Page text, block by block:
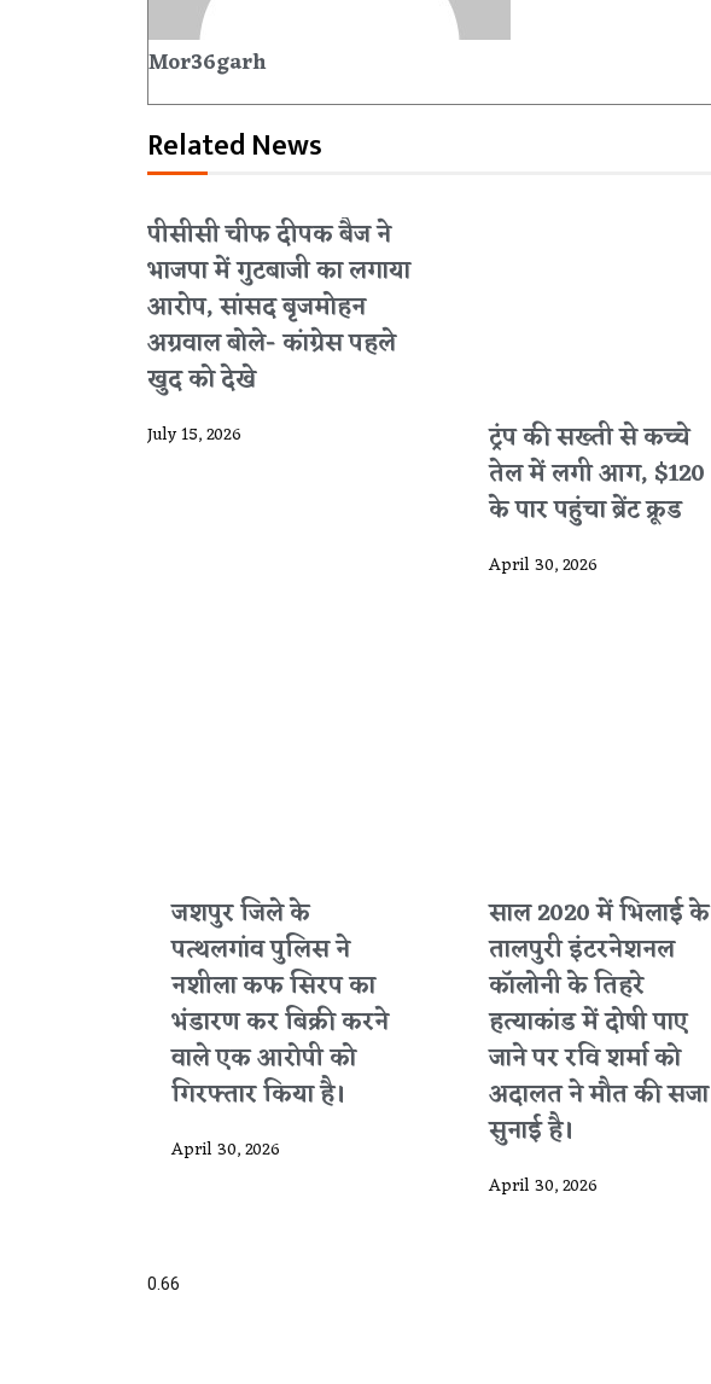
Mor36garh
Related News
पीसीसी चीफ दीपक बैज ने
भाजपा में गुटबाजी का लगाया
आरोप, सांसद बृजमोहन
अग्रवाल बोले- कांग्रेस पहले
खुद को देखे
July 15, 2026
ट्रंप की सख्ती से कच्चे
तेल में लगी आग, $120
के पार पहुंचा ब्रेंट क्रूड
April 30, 2026
जशपुर जिले के
पत्थलगांव पुलिस ने
नशीला कफ सिरप का
भंडारण कर बिक्री करने
वाले एक आरोपी को
गिरफ्तार किया है।
April 30, 2026
साल 2020 में भिलाई के
तालपुरी इंटरनेशनल
कॉलोनी के तिहरे
हत्याकांड में दोषी पाए
जाने पर रवि शर्मा को
अदालत ने मौत की सजा
सुनाई है।
April 30, 2026